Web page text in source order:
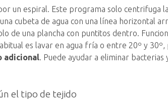
un espiral. Este programa solo centrifuga
cubeta de agua con una línea horizontal
de una plancha con puntitos dentro.
es lavar en agua fría o entre 20º y
adicional. Puede ayudar a eliminar bacterias
el tipo de tejido